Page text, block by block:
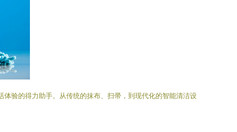
验的得力助手。从传统的抹布、扫帚，到现代化的智能清洁设